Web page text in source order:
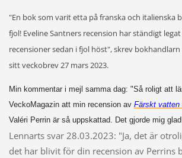
"En bok som varit etta på franska och italienska
fjol! Eveline Santners recension har ständigt
recensioner sedan i fjol höst", skrev
sitt veckobrev 27 mars 2023.
Min kommentar i mejl samma dag: "Så roligt att
VeckoMagazin att min recension av Färskt vatten
Valéri Perrin är så uppskattad. Det gjorde mig
Lennarts svar 28.03.2023: "Ja, det är
det har blivit för din recension av Perrins